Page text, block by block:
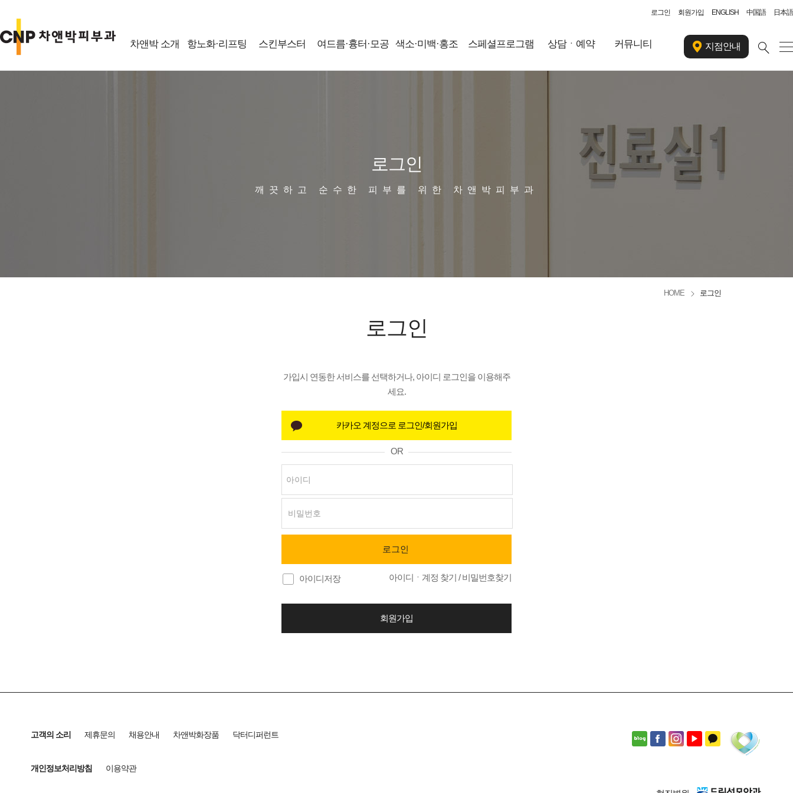
로그인 회원가입 ENGLISH 中国語 日本語
차앤박 소개 항노화·리프팅 스킨부스터 여드름·흉터·모공 색소·미백·홍조 스페셜프로그램 상담ㆍ예약 커뮤니티 지점안내
로그인
깨끗하고 순수한 피부를 위한 차앤박피부과
HOME 로그인
로그인
가입시 연동한 서비스를 선택하거나, 아이디 로그인을 이용해주
세요.
OR
아이디저장 아이디ㆍ계정 찾기 /비밀번호찾기
회원가입
고객의 소리 제휴문의 채용안내 차앤박화장품 닥터디퍼런트
개인정보처리방침 이용약관